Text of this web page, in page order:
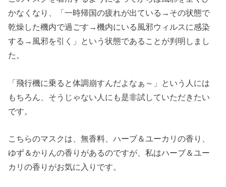
かなくなり、「一時帰国の疲れが出ている→その状態で
乾燥した機内で過ごす→機内にいる風邪ウィルスに感染
する→風邪を引く」という状態であることが判明しまし
た。
「飛行機に乗ると体調崩すんだよなぁ～」という人には
もちろん、そうじゃない人にも是非試していただきたい
です。
こちらのマスクは、無香料、ハーブ＆ユーカリの香り、
ゆず＆かりんの香りがあるのですが、私はハーブ＆ユー
カリの香りがお気に入りです。